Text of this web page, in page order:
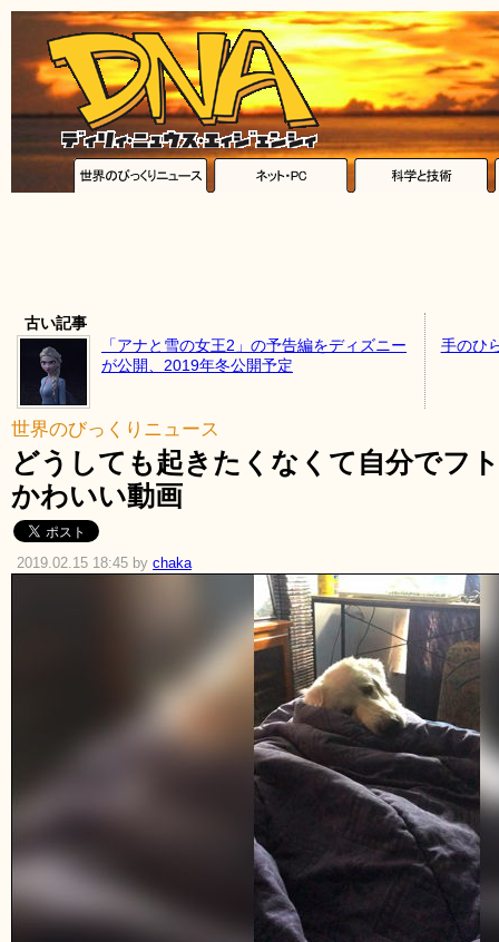
古い記事
「アナと雪の女王2」の予告編をディズニー
が公開、2019年冬公開予定
手のひ
世界のびっくりニュース
どうしても起きたくなくて自分でフ
かわいい動画
2019.02.15 18:45 by chaka